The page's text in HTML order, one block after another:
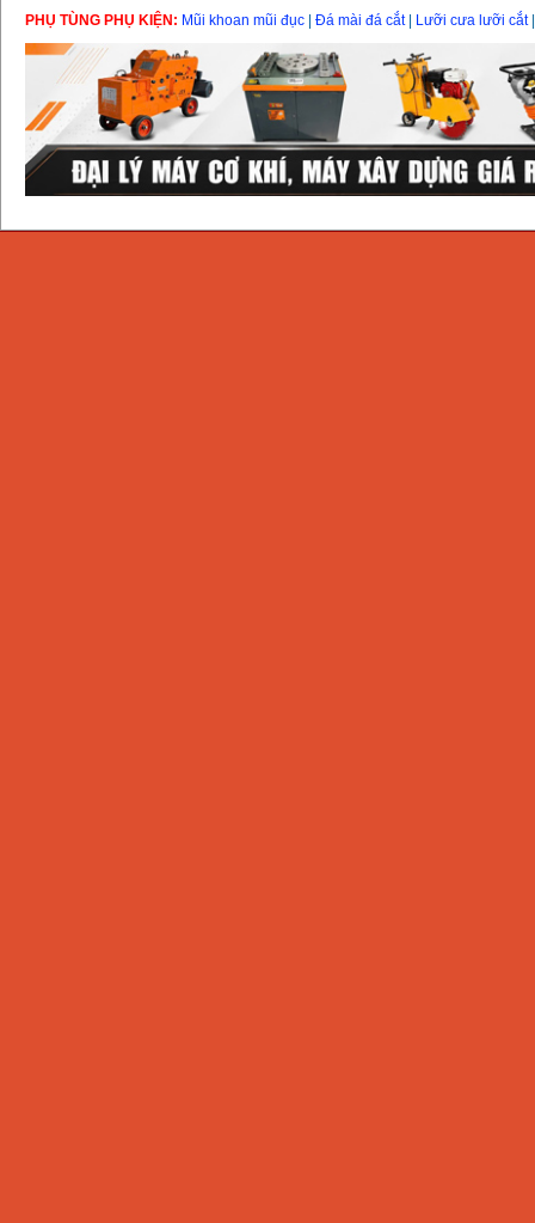
PHỤ TÙNG PHỤ KIỆN: Mũi khoan mũi đục Đá mài đá cắt| Lưỡi cưa lưỡi cắt